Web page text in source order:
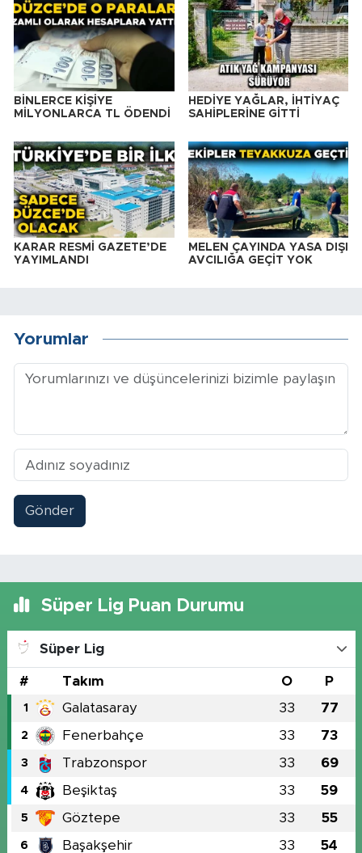
BİNLERCE KİŞİYE
MİLYONLARCA TL ÖDENDİ
HEDİYE YAĞLAR, İHTİYAÇ
SAHİPLERİNE GİTTİ
KARAR RESMİ GAZETE’DE
YAYIMLANDI
MELEN ÇAYINDA YASA DIŞI
AVCILIĞA GEÇİT YOK
Yorumlar
Gönder
Süper Lig Puan Durumu
Süper Lig
# Takım O P
1 Galatasaray 33 77
2 Fenerbahçe 33 73
3 Trabzonspor 33 69
4 Beşiktaş 33 59
5 Göztepe 33 55
6 Başakşehir 33 54